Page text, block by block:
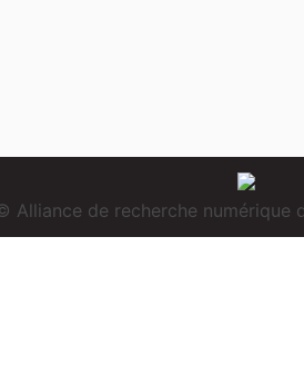
Alliance de recherche numérique